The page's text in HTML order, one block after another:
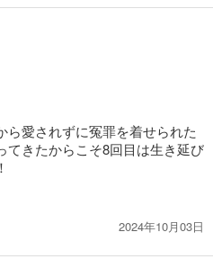
ら愛されずに冤罪を着せられた
てきたからこそ8回目は生き延び
2024年10月03日